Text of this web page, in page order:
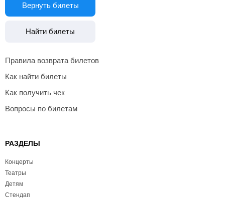
Вернуть билеты
Найти билеты
Правила возврата билетов
Как найти билеты
Как получить чек
Вопросы по билетам
РАЗДЕЛЫ
Концерты
Театры
Детям
Стендап